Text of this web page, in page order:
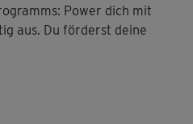
Power dich mit
aus. Du förderst deine
und tust deinem